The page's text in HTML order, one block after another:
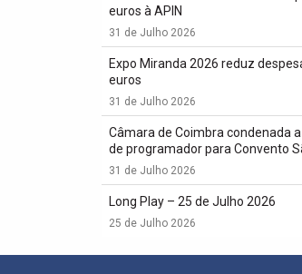
euros à APIN
31 de Julho 2026
Expo Miranda 2026 reduz
euros
31 de Julho 2026
Câmara de Coimbra condenada
de programador para Convento
31 de Julho 2026
Long Play – 25 de Julho 2026
25 de Julho 2026